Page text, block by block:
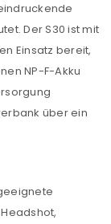
Der S30 ist mit
Einsatz bereit,
NP-F-Akku
über ein